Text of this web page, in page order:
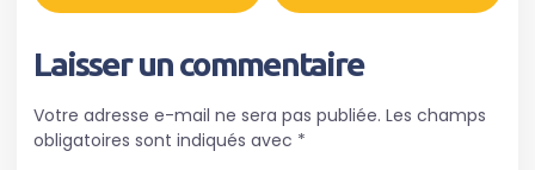
Laisser un commentaire
Votre adresse e-mail ne sera pas publiée. Les champs
obligatoires sont indiqués avec *